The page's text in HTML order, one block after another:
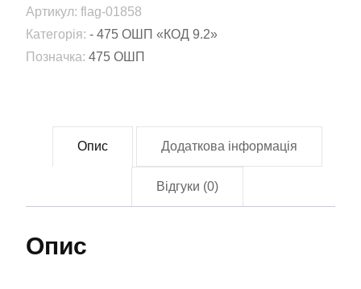
полк
«КОД
9.2»
Артикул: flag-01858
Категорія: - 475 ОШП «КОД 9.2»
Позначка: 475 ОШП
Опис Додаткова інформація
Відгуки (0)
Опис